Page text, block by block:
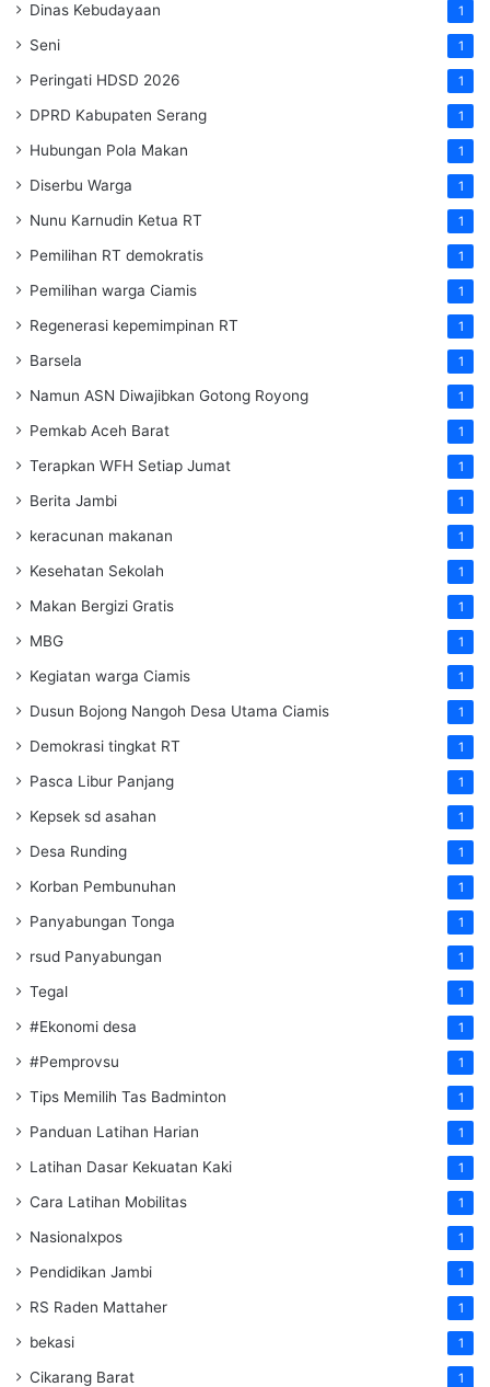
Dinas Kebudayaan 1
Seni 1
Peringati HDSD 2026 1
DPRD Kabupaten Serang 1
Hubungan Pola Makan 1
Diserbu Warga 1
Nunu Karnudin Ketua RT 1
Pemilihan RT demokratis 1
Pemilihan warga Ciamis 1
Regenerasi kepemimpinan RT 1
Barsela 1
Namun ASN Diwajibkan Gotong Royong 1
Pemkab Aceh Barat 1
Terapkan WFH Setiap Jumat 1
Berita Jambi 1
keracunan makanan 1
Kesehatan Sekolah 1
Makan Bergizi Gratis 1
MBG 1
Kegiatan warga Ciamis 1
Dusun Bojong Nangoh Desa Utama Ciamis 1
Demokrasi tingkat RT 1
Pasca Libur Panjang 1
Kepsek sd asahan 1
Desa Runding 1
Korban Pembunuhan 1
Panyabungan Tonga 1
rsud Panyabungan 1
Tegal 1
#Ekonomi desa 1
#Pemprovsu 1
Tips Memilih Tas Badminton 1
Panduan Latihan Harian 1
Latihan Dasar Kekuatan Kaki 1
Cara Latihan Mobilitas 1
Nasionalxpos 1
Pendidikan Jambi 1
RS Raden Mattaher 1
bekasi 1
Cikarang Barat 1